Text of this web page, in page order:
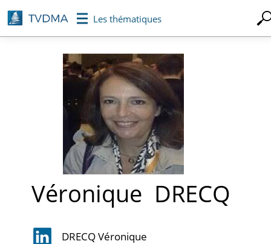
Aller
au
contenu
Les thématiques
Véronique DRECQ
DRECQ Véronique